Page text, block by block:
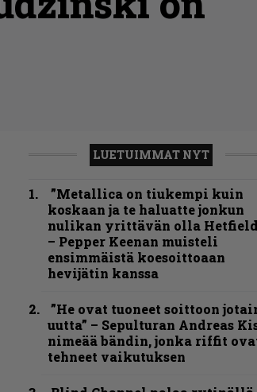
LUETUIMMAT NYT
”Metallica on tiukempi kuin
koskaan ja te haluatte jonkun
nulikan yrittävän olla
– Pepper Keenan muisteli
ensimmäistä koesoittoaan
hevijätin kanssa
”He ovat tuoneet soittoon
uutta” – Sepulturan Andreas
nimeää bändin, jonka riffit
tehneet vaikutuksen